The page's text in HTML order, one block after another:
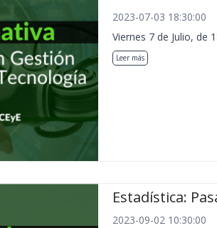
2023-07-03 18:30:00
Viernes 7 de Julio, de
Leer más
Estadística:
2023-09-02 10:30:00